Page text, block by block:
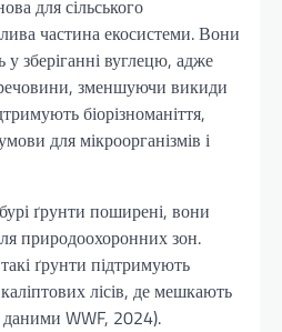
для сільського
частина екосистеми. Вони
у зберіганні вуглецю, адже
речовини, зменшуючи викиди
біорізноманіття,
для мікроорганізмів і
ґрунти поширені, вони
природоохоронних зон.
ґрунти підтримують
лісів, де мешкають
даними WWF, 2024).